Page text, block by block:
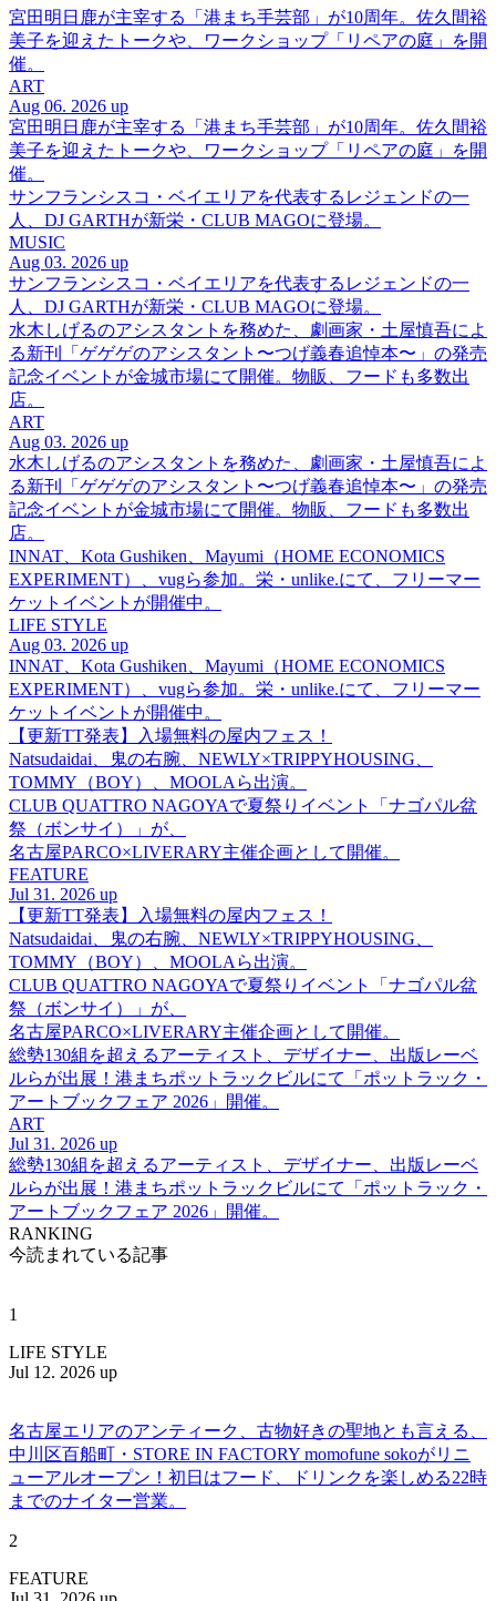
宮田明日鹿が主宰する「港まち手芸部」が10周年。佐久間裕
美子を迎えたトークや、ワークショップ「リペアの庭」を開
催。
ART
Aug 06. 2026 up
宮田明日鹿が主宰する「港まち手芸部」が10周年。佐久間裕
美子を迎えたトークや、ワークショップ「リペアの庭」を開
催。
サンフランシスコ・ベイエリアを代表するレジェンドの一
人、DJ GARTHが新栄・CLUB MAGOに登場。
MUSIC
Aug 03. 2026 up
サンフランシスコ・ベイエリアを代表するレジェンドの一
人、DJ GARTHが新栄・CLUB MAGOに登場。
水木しげるのアシスタントを務めた、劇画家・土屋慎吾によ
る新刊「ゲゲゲのアシスタント〜つげ義春追悼本〜」の発売
記念イベントが金城市場にて開催。物販、フードも多数出
店。
ART
Aug 03. 2026 up
水木しげるのアシスタントを務めた、劇画家・土屋慎吾によ
る新刊「ゲゲゲのアシスタント〜つげ義春追悼本〜」の発売
記念イベントが金城市場にて開催。物販、フードも多数出
店。
INNAT、Kota Gushiken、Mayumi（HOME ECONOMICS
EXPERIMENT）、vugら参加。栄・unlike.にて、フリーマー
ケットイベントが開催中。
LIFE STYLE
Aug 03. 2026 up
INNAT、Kota Gushiken、Mayumi（HOME ECONOMICS
EXPERIMENT）、vugら参加。栄・unlike.にて、フリーマー
ケットイベントが開催中。
【更新TT発表】入場無料の屋内フェス！
Natsudaidai、鬼の右腕、NEWLY×TRIPPYHOUSING、
TOMMY（BOY）、MOOLAら出演。
CLUB QUATTRO NAGOYAで夏祭りイベント「ナゴパル盆
祭（ボンサイ）」が、
名古屋PARCO×LIVERARY主催企画として開催。
FEATURE
Jul 31. 2026 up
【更新TT発表】入場無料の屋内フェス！
Natsudaidai、鬼の右腕、NEWLY×TRIPPYHOUSING、
TOMMY（BOY）、MOOLAら出演。
CLUB QUATTRO NAGOYAで夏祭りイベント「ナゴパル盆
祭（ボンサイ）」が、
名古屋PARCO×LIVERARY主催企画として開催。
総勢130組を超えるアーティスト、デザイナー、出版レーベ
ルらが出展！港まちポットラックビルにて「ポットラック・
アートブックフェア 2026」開催。
ART
Jul 31. 2026 up
総勢130組を超えるアーティスト、デザイナー、出版レーベ
ルらが出展！港まちポットラックビルにて「ポットラック・
アートブックフェア 2026」開催。
RANKING
今読まれている記事
1
LIFE STYLE
Jul 12. 2026 up
名古屋エリアのアンティーク、古物好きの聖地とも言える、
中川区百船町・STORE IN FACTORY momofune sokoがリニ
ューアルオープン！初日はフード、ドリンクを楽しめる22時
までのナイター営業。
2
FEATURE